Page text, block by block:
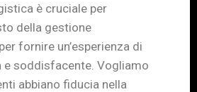
è cruciale per
della gestione
fornire un’esperienza di
e soddisfacente. Vogliamo
abbiano fiducia nella